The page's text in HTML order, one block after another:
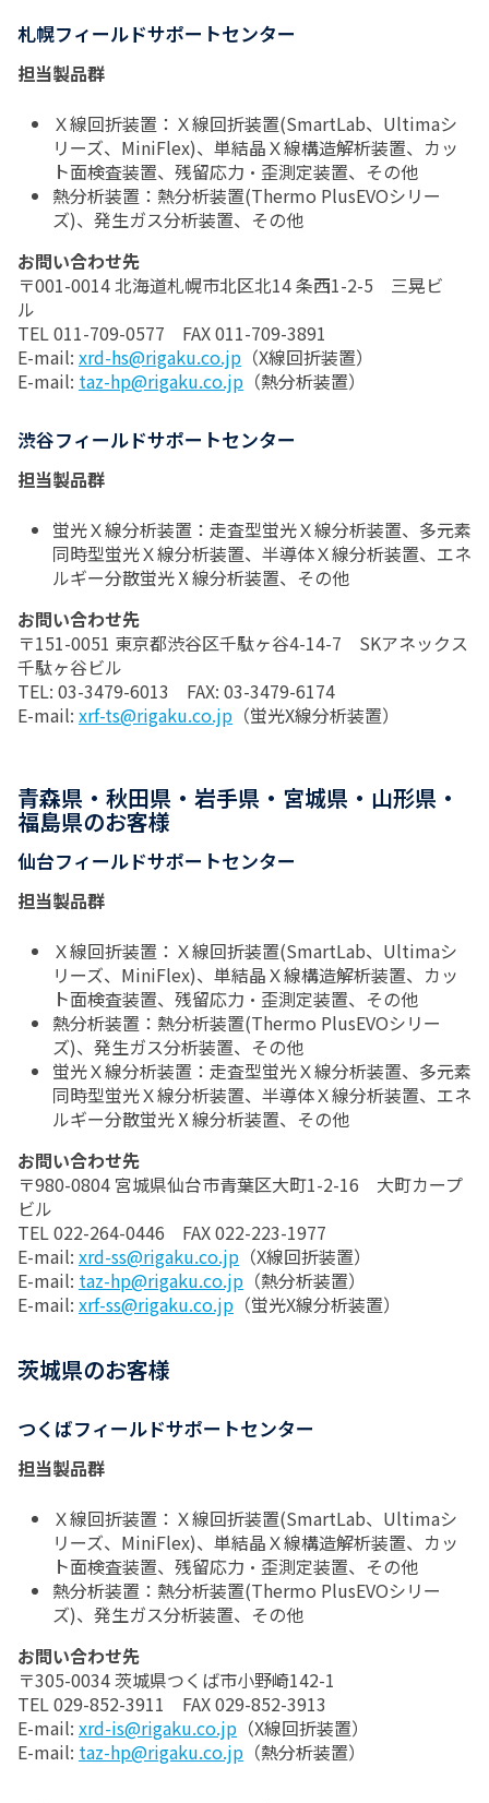
札幌フィールドサポートセンター
担当製品群
Ｘ線回折装置：Ｘ線回折装置(SmartLab、Ultimaシ
リーズ、MiniFlex)、単結晶Ｘ線構造解析装置、カッ
ト面検査装置、残留応力・歪測定装置、その他
熱分析装置：熱分析装置(Thermo PlusEVOシリー
ズ)、発生ガス分析装置、その他
お問い合わせ先
〒001-0014 北海道札幌市北区北14 条西1-2-5 三晃ビ
ル
TEL 011-709-0577 FAX 011-709-3891
E-mail: xrd-hs@rigaku.co.jp （X線回折装置）
E-mail: taz-hp@rigaku.co.jp （熱分析装置）
渋谷フィールドサポートセンター
担当製品群
蛍光Ｘ線分析装置：走査型蛍光Ｘ線分析装置、多元素
同時型蛍光Ｘ線分析装置、半導体Ｘ線分析装置、エネ
ルギー分散蛍光Ⅹ線分析装置、その他
お問い合わせ先
〒151-0051 東京都渋谷区千駄ヶ谷4-14-7 SKアネックス
千駄ヶ谷ビル
TEL: 03-3479-6013 FAX: 03-3479-6174
E-mail: xrf-ts@rigaku.co.jp （蛍光X線分析装置）
青森県・秋田県・岩手県・宮城県・山形県・
福島県のお客様
仙台フィールドサポートセンター
担当製品群
Ｘ線回折装置：Ｘ線回折装置(SmartLab、Ultimaシ
リーズ、MiniFlex)、単結晶Ｘ線構造解析装置、カッ
ト面検査装置、残留応力・歪測定装置、その他
熱分析装置：熱分析装置(Thermo PlusEVOシリー
ズ)、発生ガス分析装置、その他
蛍光Ｘ線分析装置：走査型蛍光Ｘ線分析装置、多元素
同時型蛍光Ｘ線分析装置、半導体Ｘ線分析装置、エネ
ルギー分散蛍光Ⅹ線分析装置、その他
お問い合わせ先
〒980-0804 宮城県仙台市青葉区大町1-2-16 大町カープ
ビル
TEL 022-264-0446 FAX 022-223-1977
E-mail: xrd-ss@rigaku.co.jp （X線回折装置）
E-mail: taz-hp@rigaku.co.jp （熱分析装置）
E-mail: xrf-ss@rigaku.co.jp （蛍光X線分析装置）
茨城県のお客様
つくばフィールドサポートセンター
担当製品群
Ｘ線回折装置：Ｘ線回折装置(SmartLab、Ultimaシ
リーズ、MiniFlex)、単結晶Ｘ線構造解析装置、カッ
ト面検査装置、残留応力・歪測定装置、その他
熱分析装置：熱分析装置(Thermo PlusEVOシリー
ズ)、発生ガス分析装置、その他
お問い合わせ先
〒305-0034 茨城県つくば市小野崎142-1
TEL 029-852-3911 FAX 029-852-3913
E-mail: xrd-is@rigaku.co.jp （X線回折装置）
E-mail: taz-hp@rigaku.co.jp （熱分析装置）